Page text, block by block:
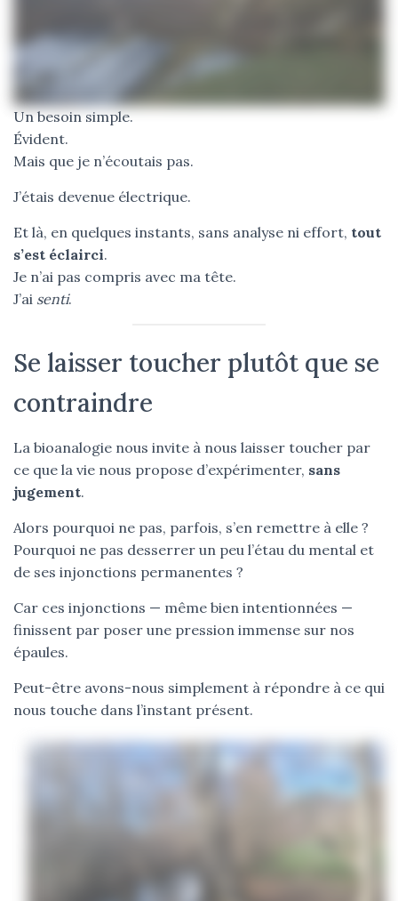
Un besoin simple.
Évident.
Mais que je n’écoutais pas.
J’étais devenue électrique.
Et là, en quelques instants, sans analyse ni effort, tout
s’est éclairci.
Je n’ai pas compris avec ma tête.
J’ai senti.
Se laisser toucher plutôt que se
contraindre
La bioanalogie nous invite à nous laisser toucher par
ce que la vie nous propose d’expérimenter, sans
jugement.
Alors pourquoi ne pas, parfois, s’en remettre à elle ?
Pourquoi ne pas desserrer un peu l’étau du mental et
de ses injonctions permanentes ?
Car ces injonctions — même bien intentionnées —
finissent par poser une pression immense sur nos
épaules.
Peut-être avons-nous simplement à répondre à ce qui
nous touche dans l’instant présent.